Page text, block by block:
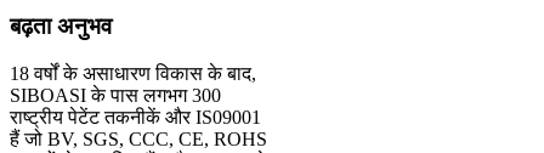
बढ़ता अनुभव
18 वर्षों के असाधारण विकास के बाद,
SIBOASI के पास लगभग 300
राष्ट्रीय पेटेंट तकनीकें और IS09001
हैं जो BV, SGS, CCC, CE, ROHS